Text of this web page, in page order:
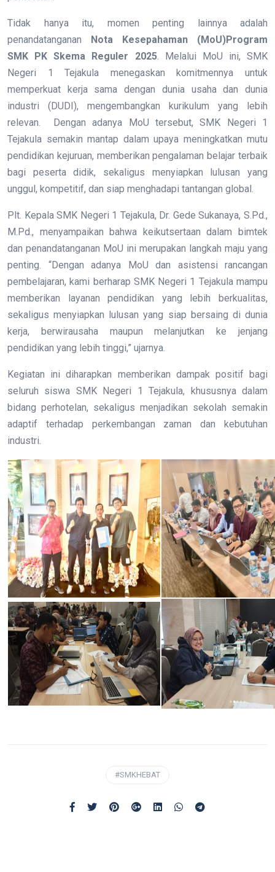
Tidak hanya itu, momen penting lainnya adalah
penandatanganan Nota Kesepahaman (MoU)Program
SMK PK Skema Reguler 2025. Melalui MoU ini, SMK
Negeri 1 Tejakula menegaskan komitmennya untuk
memperkuat kerja sama dengan dunia usaha dan dunia
industri (DUDI), mengembangkan kurikulum yang lebih
relevan. Dengan adanya MoU tersebut, SMK Negeri 1
Tejakula semakin mantap dalam upaya meningkatkan mutu
pendidikan kejuruan, memberikan pengalaman belajar terbaik
bagi peserta didik, sekaligus menyiapkan lulusan yang
unggul, kompetitif, dan siap menghadapi tantangan global.
Plt. Kepala SMK Negeri 1 Tejakula, Dr. Gede Sukanaya, S.Pd.,
M.Pd., menyampaikan bahwa keikutsertaan dalam bimtek
dan penandatanganan MoU ini merupakan langkah maju yang
penting. “Dengan adanya MoU dan asistensi rancangan
pembelajaran, kami berharap SMK Negeri 1 Tejakula mampu
memberikan layanan pendidikan yang lebih berkualitas,
sekaligus menyiapkan lulusan yang siap bersaing di dunia
kerja, berwirausaha maupun melanjutkan ke jenjang
pendidikan yang lebih tinggi,” ujarnya.
Kegiatan ini diharapkan memberikan dampak positif bagi
seluruh siswa SMK Negeri 1 Tejakula, khususnya dalam
bidang perhotelan, sekaligus menjadikan sekolah semakin
adaptif terhadap perkembangan zaman dan kebutuhan
industri.
#SMKHEBAT